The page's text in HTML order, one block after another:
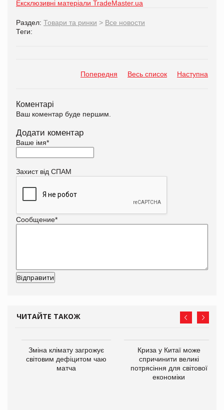
Ексклюзивні матеріали TradeMaster.ua
Раздел: Товари та ринки > Все новости
Теги:
Попередня Весь список Наступна
Коментарі
Ваш коментар буде першим.
Додати коментар
Ваше імя*
Захист від СПАМ
Сообщение*
ЧИТАЙТЕ ТАКОЖ
Зміна клімату загрожує
світовим дефіцитом чаю
матча
Криза у Китаї може
спричинити великі
потрясіння для світової
економіки